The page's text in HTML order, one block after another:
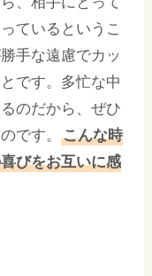
ているというこ
手な遠慮でカッ
です。多忙な中
のだから、ぜひ
です。こんな時
びをお互いに感